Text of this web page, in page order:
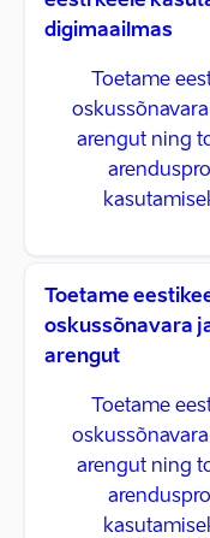
digimaailmas
Toetame
arengut ning
Toetame
oskussõnavara
arengut
Toetame
arengut ning